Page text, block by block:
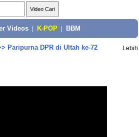
Videos K-POP BBM
Paripurna DPR di Ultah ke-72 Lebih